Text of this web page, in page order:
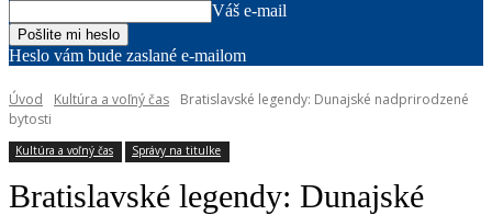
Váš e-mail
Heslo vám bude zaslané e-mailom
Úvod Kultúra a voľný čas
Bratislavské legendy: Dunajské nadprirodzené
bytosti
Kultúra a voľný čas Správy na titulke
Bratislavské legendy: Dunajské